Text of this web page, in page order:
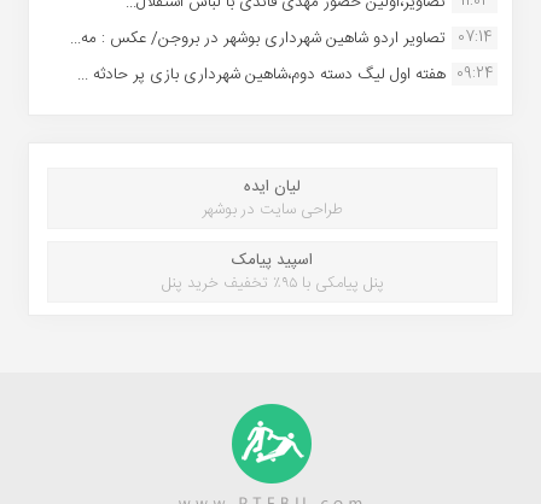
07:14 تصاویر اردو شاهین شهرداری بوشهر در بروجن/ عکس : مه...
09:24 هفته اول لیگ دسته دوم،شاهین شهرداری بازی پر حادثه ...
لیان ایده
طراحی سایت در بوشهر
اسپید پیامک
پنل پیامکی با ۹۵٪ تخفیف خرید پنل